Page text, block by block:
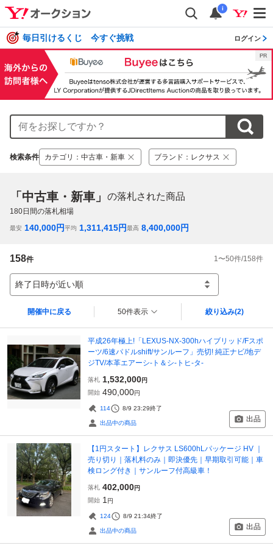
i
毎日引けるくじ 今すぐ挑戦 ログイン
検索条件 カテゴリ ： 中古車・新車 ブランド ： レクサス
「中古車・新車」 の落札された商品
180日間の落札相場
最安 140,000円平均 1,311,415円最高 8,400,000円
158件 1 〜50件/158件
終了日時が近い順
開催中に戻る 50件表示 絞り込み(2)
平成26年極上!「LEXUS-NX-300hハイブリッド/Fスポ
ーツ/6速パドルshift/サンルーフ」売切! 純正ナビ/地デ
ジTV/本革エアーシ-ト＆シ-トヒ-タ-
落札 1,532,000円
開始 490,000円
114 8/9 23:29終了
出品中の商品 出品
【1円スタート】レクサス LS600hLパッケージ HV ｜
売り切り｜落札料のみ｜即決優先｜早期取引可能｜車
検ロング付き｜サンルーフ付高級車！
落札 402,000円
開始 1 円
124 8/9 21:34終了
出品中の商品 出品